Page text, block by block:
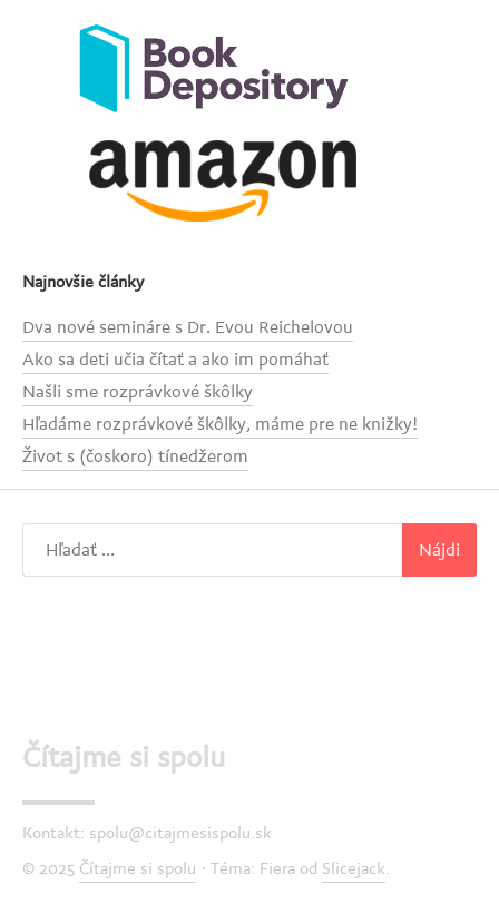
Najnovšie články
Dva nové semináre s Dr. Evou Reichelovou
Ako sa deti učia čítať a ako im pomáhať
Našli sme rozprávkové škôlky
Hľadáme rozprávkové škôlky, máme pre ne knižky!
Život s (čoskoro) tínedžerom
Čítajme si spolu
Kontakt: spolu@citajmesispolu.sk
© 2025 Čítajme si spolu · Téma: Fiera od Slicejack.